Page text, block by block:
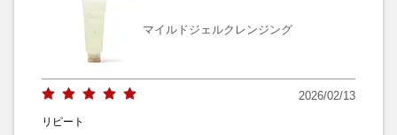
マイルドジェルクレンジング
2026/02/13
リピート